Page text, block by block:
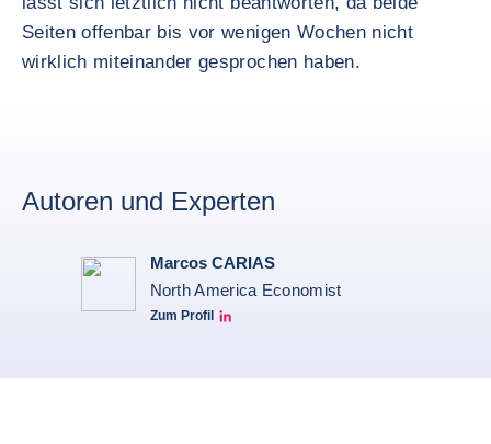
Seiten offenbar bis vor wenigen Wochen nicht
wirklich miteinander gesprochen haben.
Autoren und Experten
Marcos CARIAS
North America Economist
Zum Profil
Marcos Carias Linkedin